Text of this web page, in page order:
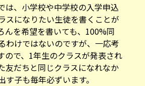
は、小学校や中学校の入学申込
スになりたい生徒を書くことが
んを希望を書いても、100%同
わけではないのですが、一応考
ので、1年生のクラスが発表され
友だちと同じクラスになれなか
す子も毎年必ずいます。